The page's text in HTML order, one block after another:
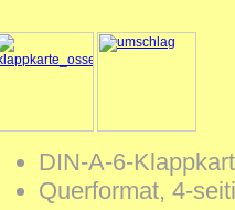
DIN-A-6-
Querformat, 4-